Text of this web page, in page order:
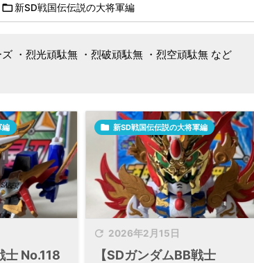
新SD戦国伝伝説の大将軍編
・烈光頑駄無 ・烈破頑駄無 ・烈空頑駄無 など
編
士 No.118
 2026年2月15日
 新SD戦国伝伝説の大将軍編
【SDガンダムBB戦士